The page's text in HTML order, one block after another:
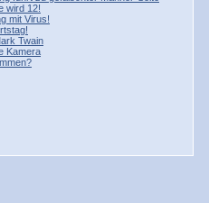
wird 12!
mit Virus!
Twain
Kamera